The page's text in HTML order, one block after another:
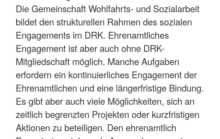
Die Gemeinschaft Wohlfahrts- und Sozialarbeit
bildet den strukturellen Rahmen des sozialen
Engagements im DRK. Ehrenamtliches
Engagement ist aber auch ohne DRK-
Mitgliedschaft möglich. Manche Aufgaben
erfordern ein kontinuierliches Engagement der
Ehrenamtlichen und eine längerfristige Bindung.
Es gibt aber auch viele Möglichkeiten, sich an
zeitlich begrenzten Projekten oder kurzfristigen
Aktionen zu beteiligen. Den ehrenamtlich